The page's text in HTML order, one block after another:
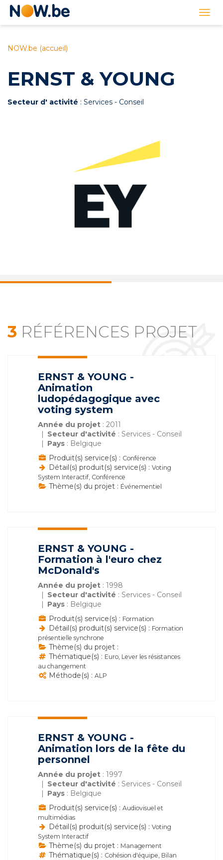
Lien
NOW.be (accueil)
ERNST & YOUNG
Secteur d' activité : Services - Conseil
3 RÉFÉRENCES PROJET
ERNST & YOUNG -
Animation
ludopédagogique avec
voting system
Année du projet : 2011
Secteur d'activité : Services - Conseil
Pays : Belgique
Produit(s) service(s) : Conférence
Détail(s) produit(s) service(s) : Voting
System Interactif, Conférence
Thème(s) du projet : Événementiel
ERNST & YOUNG -
Formation à l'euro chez
McDonald's
Année du projet : 1998
Secteur d'activité : Services - Conseil
Pays : Belgique
Produit(s) service(s) : Formation
Détail(s) produit(s) service(s) : Formation
présentielle synchrone
Thème(s) du projet :
Thématique(s) : Euro, Lever les résistances
au changement
Méthode(s) : ALP
ERNST & YOUNG -
Animation lors de la fête du
personnel
Année du projet : 1997
Secteur d'activité : Services - Conseil
Pays : Belgique
Produit(s) service(s) : Audiovisuel et
multimédias
Détail(s) produit(s) service(s) : Voting
System Interactif
Thème(s) du projet : Management
Thématique(s) : Cohésion d'équipe, Bilan